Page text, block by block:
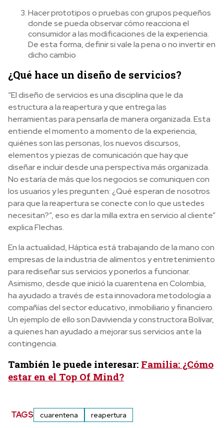
Hacer prototipos o pruebas con grupos pequeños
donde se pueda observar cómo reacciona el
consumidor a las modificaciones de la experiencia.
De esta forma, definir si vale la pena o no invertir en
dicho cambio
¿Qué hace un diseño de servicios?
“El diseño de servicios es una disciplina que le da
estructura a la reapertura y que entrega las
herramientas para pensarla de manera organizada. Esta
entiende el momento a momento de la experiencia,
quiénes son las personas, los nuevos discursos,
elementos y piezas de comunicación que hay que
diseñar e incluir desde una perspectiva más organizada.
No estaría de más que los negocios se comuniquen con
los usuarios y les pregunten: ¿Qué esperan de nosotros
para que la reapertura se conecte con lo que ustedes
necesitan?”, eso es dar la milla extra en servicio al cliente”
explica Flechas.
En la actualidad, Háptica está trabajando de la mano con
empresas de la industria de alimentos y entretenimiento
para rediseñar sus servicios y ponerlos a funcionar.
Asimismo, desde que inició la cuarentena en Colombia,
ha ayudado a través de esta innovadora metodología a
compañías del sector educativo, inmobiliario y financiero.
Un ejemplo de ello son Davivienda y constructora Bolívar,
a quienes han ayudado a mejorar sus servicios ante la
contingencia.
También le puede interesar: Familia: ¿Cómo
estar en el Top Of Mind?
TAGS cuarentena reapertura